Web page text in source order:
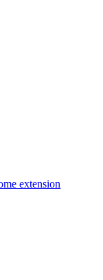
extension